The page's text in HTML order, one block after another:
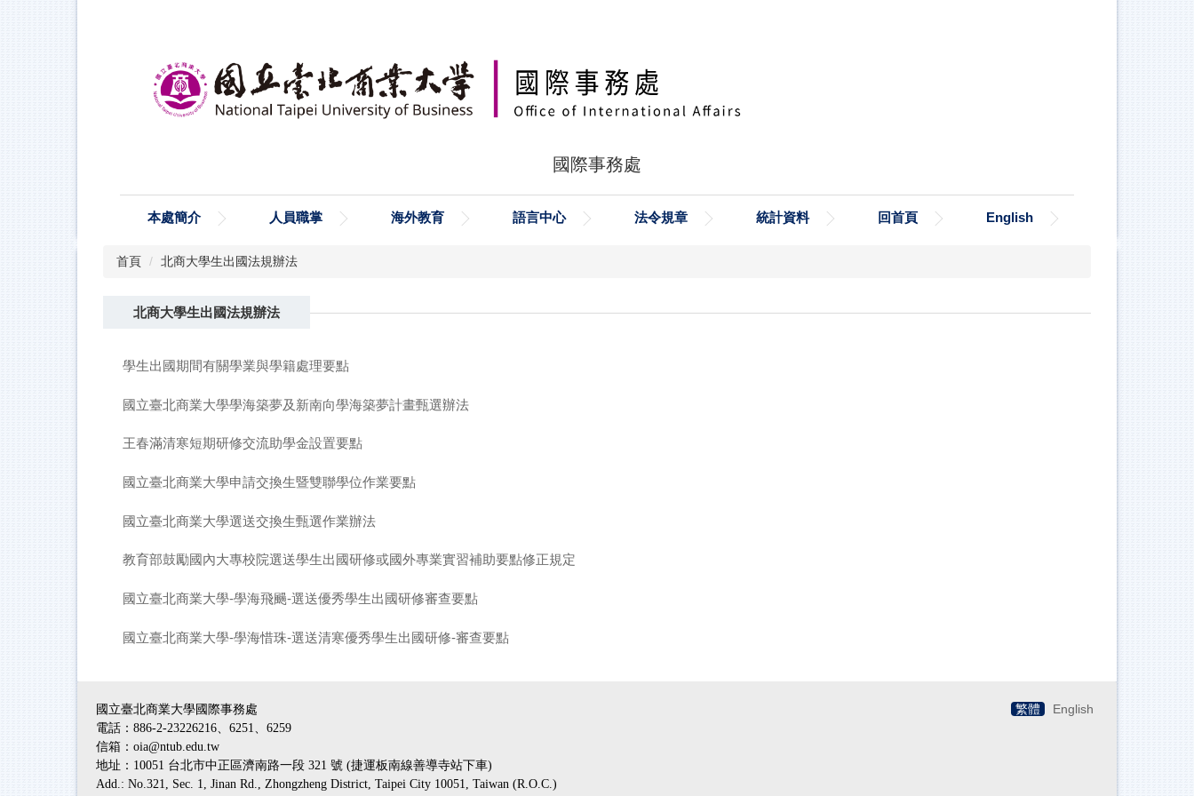
國際事務處
本處簡介 人員職掌 海外教育 語言中心 法令規章 統計資料 回首頁 English
首頁 北商大學生出國法規辦法
北商大學生出國法規辦法
學生出國期間有關學業與學籍處理要點
國立臺北商業大學學海築夢及新南向學海築夢計畫甄選辦法
王春滿清寒短期研修交流助學金設置要點
國立臺北商業大學申請交換生暨雙聯學位作業要點
國立臺北商業大學選送交換生甄選作業辦法
教育部鼓勵國內大專校院選送學生出國研修或國外專業實習補助要點修正規定
國立臺北商業大學-學海飛颺-選送優秀學生出國研修審查要點
國立臺北商業大學-學海惜珠-選送清寒優秀學生出國研修-審查要點
繁體 English
國立臺北商業大學國際事務處
電話：886-2-23226216、6251、6259
信箱：oia@ntub.edu.tw
地址：10051 台北市中正區濟南路一段 321 號 (捷運板南線善導寺站下車)
Add.: No.321, Sec. 1, Jinan Rd., Zhongzheng District, Taipei City 10051, Taiwan (R.O.C.)